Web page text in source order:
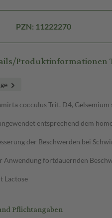
PZN: 11222270
Produktinformationen
cocculus Trit. D4, Gelsemium
entsprechend dem
der Beschwerden bei
Anwendung fortdauernden
Lactose
Pflichtangaben